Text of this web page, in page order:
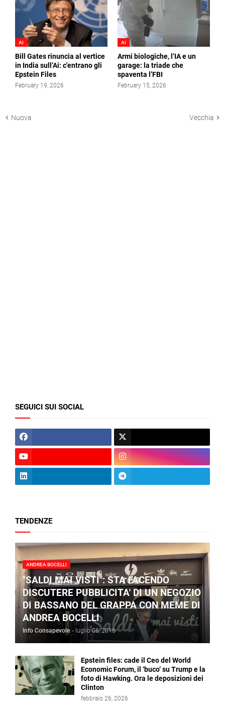
AI
Bill Gates rinuncia al vertice
in India sull’Ai: c'entrano gli
Epstein Files
February 19, 2026
AI
Armi biologiche, l’IA e un
garage: la triade che
spaventa l’FBI
February 15, 2026
Nuova Vecchia
SEGUICI SUI SOCIAL
TENDENZE
ANDREA BOCELLI
"SALDI MAI VISTI": STA FACENDO
DISCUTERE PUBBLICITA' DI UN NEGOZIO
DI BASSANO DEL GRAPPA CON MEME DI
ANDREA BOCELLI
Info Consapevole - luglio 06, 2016
Epstein files: cade il Ceo del World
Economic Forum, il ‘buco’ su Trump e la
foto di Hawking. Ora le deposizioni dei
Clinton
febbraio 26, 2026